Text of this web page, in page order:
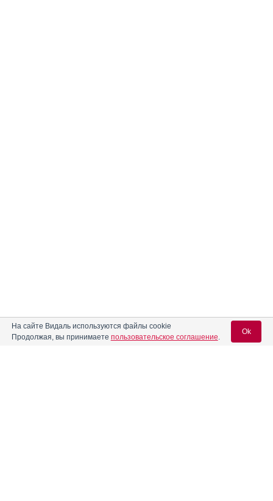
На сайте Видаль используются файлы cookie
Продолжая, вы принимаете пользовательское соглашение.
Ok